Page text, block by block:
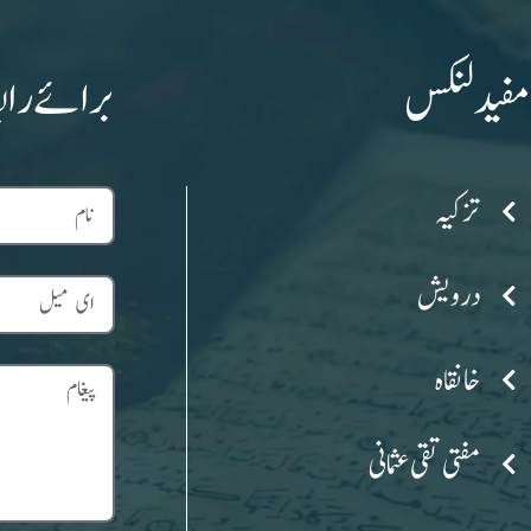
مفید لنکس
تزکیہ
درویش
خانقاہ
مفتی تقی عثمانی
برائے